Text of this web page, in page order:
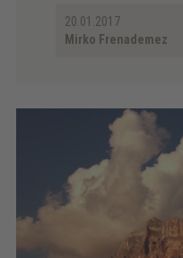
20.01.2017
Mirko Frenademez